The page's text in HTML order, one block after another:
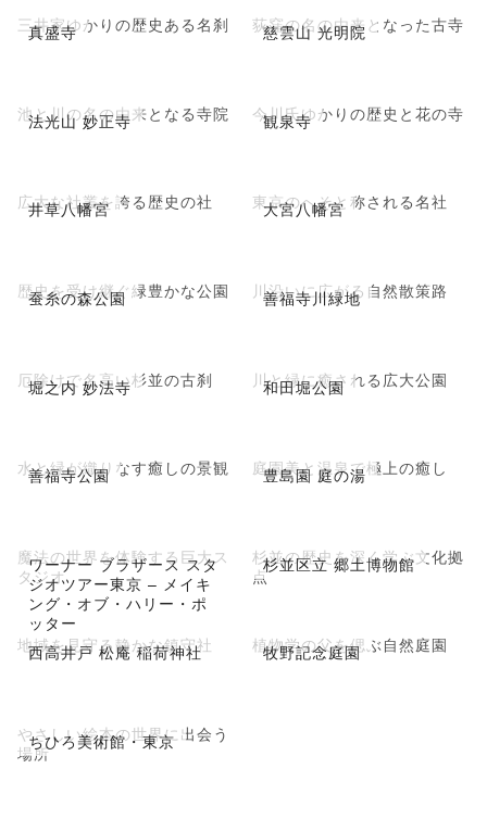
真盛寺
三井家ゆかりの歴史ある名刹 慈雲山 光明院
荻窪の名の由来となった古寺
法光山 妙正寺
池と川の名の由来となる寺院 観泉寺
今川氏ゆかりの歴史と花の寺
井草八幡宮
広大な社叢を誇る歴史の社 大宮八幡宮
東京のへそと称される名社
蚕糸の森公園
歴史を受け継ぐ緑豊かな公園 善福寺川緑地
川沿いに広がる自然散策路
堀之内 妙法寺
厄除けで名高い杉並の古刹 和田堀公園
川と緑に癒される広大公園
善福寺公園
水と緑が織りなす癒しの景観 豊島園 庭の湯
庭園美と温泉で極上の癒し
ワーナー ブラザース スタ
ジオツアー東京 – メイキ
ング・オブ・ハリー・ポ
ッター
魔法の世界を体験する巨大ス
タジオ
杉並区立 郷土博物館
杉並の歴史を深く学ぶ文化拠
点
西高井戸 松庵 稲荷神社
地域を見守る静かな鎮守社 牧野記念庭園
植物学の父を偲ぶ自然庭園
ちひろ美術館・東京
やさしい絵本の世界に出会う
場所